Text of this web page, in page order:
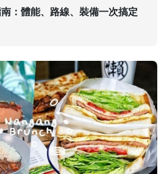
：體能、路線、裝備一次搞定